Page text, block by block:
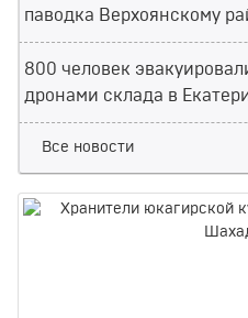
паводка Верхоянскому
800 человек
дронами склада в
Все новости